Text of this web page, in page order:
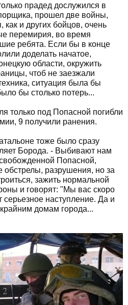
прадед дослужился в
прошел две войны,
и других бойцов, очень
перемирия, во время
ребята. Если бы в конце
доделать начатое,
области, окружить
чтоб не заезжали
ситуация была бы
бы столько потерь...
только под Попасной погибли
9 получили ранения.
тоже было сразу
Борода. - Выбивают нам
Попасной,
обстрелы, разрушения, но за
зажить нормальной
и говорят: "Мы вас скоро
серьезное наступление. Да и
домам города...